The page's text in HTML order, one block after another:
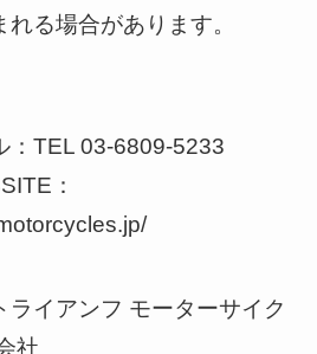
る場合があります。
：TEL 03-6809-5233
：
ライアンフ モーターサイク
社